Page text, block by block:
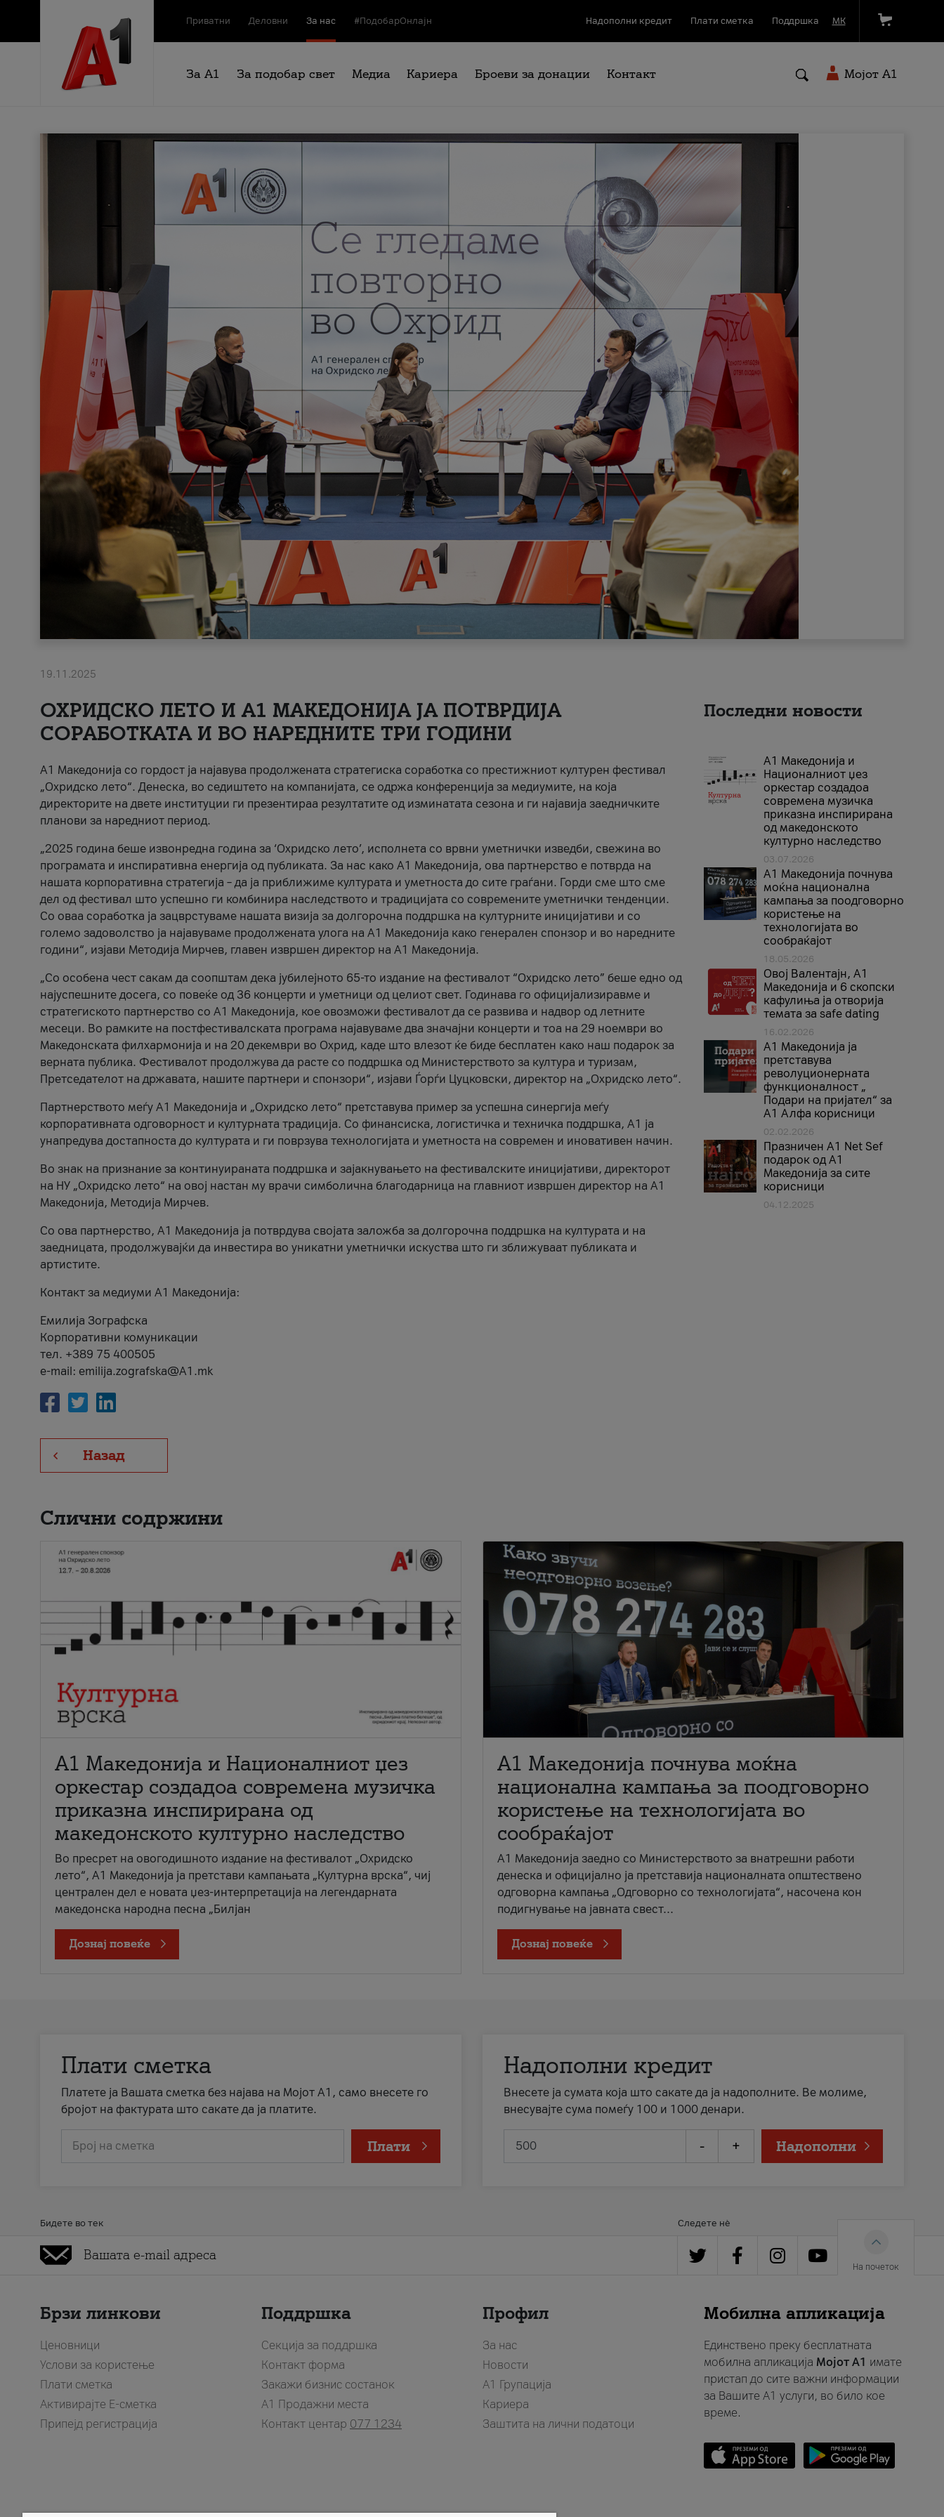
Приватни Деловни За нас #ПодобарОнлајн Надополни кредит Плати сметка Поддршка МК
За А1 За подобар свет Медиа Кариера Броеви за донации Контакт Мојот A1
19.11.2025
ОХРИДСКО ЛЕТО И A1 МАКЕДОНИЈА ЈА ПОТВРДИЈА
СОРАБОТКАТА И ВО НАРЕДНИТЕ ТРИ ГОДИНИ
A1 Македонија со гордост ја најавува продолжената стратегиска соработка со престижниот културен фестивал
„Охридско лето“. Денеска, во седиштето на компанијата, се одржа конференција за медиумите, на која
директорите на двете институции ги презентираа резултатите од изминатата сезона и ги најавија заедничките
планови за наредниот период.
„2025 година беше извонредна година за ‘Охридско лето’, исполнета со врвни уметнички изведби, свежина во
програмата и инспиративна енергија од публиката. За нас како A1 Македонија, ова партнерство е потврда на
нашата корпоративна стратегија – да ја приближиме културата и уметноста до сите граѓани. Горди сме што сме
дел од фестивал што успешно ги комбинира наследството и традицијата со современите уметнички тенденции.
Со оваа соработка ја зацврстуваме нашата визија за долгорочна поддршка на културните иницијативи и со
големо задоволство ја најавуваме продолжената улога на A1 Македонија како генерален спонзор и во наредните
години“, изјави Методија Мирчев, главен извршен директор на A1 Македонија.
„Со особена чест сакам да соопштам дека јубилејното 65-то издание на фестивалот “Охридско лето” беше едно од
најуспешните досега, со повеќе од 36 концерти и уметници од целиот свет. Годинава го официјализиравме и
стратегиското партнерство со А1 Македонија, кое овозможи фестивалот да се развива и надвор од летните
месеци. Во рамките на постфестивалската програма најавуваме два значајни концерти и тоа на 29 ноември во
Македонската филхармонија и на 20 декември во Охрид, каде што влезот ќе биде бесплатен како наш подарок за
верната публика. Фестивалот продолжува да расте со поддршка од Министерството за култура и туризам,
Претседателот на државата, нашите партнери и спонзори“, изјави Ѓорѓи Цуцковски, директор на „Охридско лето“.
Партнерството меѓу A1 Македонија и „Охридско лето“ претставува пример за успешна синергија меѓу
корпоративната одговорност и културната традиција. Со финансиска, логистичка и техничка поддршка, A1 ја
унапредува достапноста до културата и ги поврзува технологијата и уметноста на современ и иновативен начин.
Во знак на признание за континуираната поддршка и зајакнувањето на фестивалските иницијативи, директорот
на НУ „Охридско лето“ на овој настан му врачи симболична благодарница на главниот извршен директор на A1
Македонија, Методија Мирчев.
Со ова партнерство, A1 Македонија ја потврдува својата заложба за долгорочна поддршка на културата и на
заедницата, продолжувајќи да инвестира во уникатни уметнички искуства што ги зближуваат публиката и
артистите.
Контакт за медиуми А1 Македонија:
Емилија Зографска
Корпоративни комуникации
тел. +389 75 400505
e-mail: emilija.zografska@A1.mk
Назад
Последни новости
А1 Македонија и
Националниот џез
оркестар создадоа
современа музичка
приказна инспирирана
од македонското
културно наследство
03.07.2026
A1 Македонија почнува
моќна национална
кампања за поодговорно
користење на
технологијата во
сообраќајот
18.05.2026
Овој Валентајн, A1
Македонија и 6 скопски
кафулиња ја отворија
темата за safe dating
16.02.2026
А1 Македонија ја
претставува
револуционерната
функционалност „
Подари на пријател“ за
А1 Алфа корисници
02.02.2026
Празничен A1 Net Sеf
подарок од А1
Македонија за сите
корисници
04.12.2025
Слични содржини
А1 Македонија и Националниот џез
оркестар создадоа современа музичка
приказна инспирирана од
македонското културно наследство
Во пресрет на овогодишното издание на фестивалот „Охридско
лето“, А1 Македонија ја претстави кампањата „Културна врска“, чиј
централен дел е новата џез-интерпретација на легендарната
македонска народна песна „Билјан
Дознај повеќе
A1 Македонија почнува моќна
национална кампања за поодговорно
користење на технологијата во
сообраќајот
A1 Македонија заедно со Министерството за внатрешни работи
денеска и официјално ја претставија националната општествено
одговорна кампања „Одговорно со технологијата“, насочена кон
подигнување на јавната свест...
Дознај повеќе
Плати сметка
Платете ја Вашата сметка без најава на Мојот А1, само внесете го
бројот на фактурата што сакате да ја платите.
Број на сметка Плати
Надополни кредит
Внесете ја сумата која што сакате да ја надополните. Ве молиме,
внесувајте сума помеѓу 100 и 1000 денари.
- + Надополни
Бидете во тек Следете нè
На почеток
Брзи линкови
Ценовници
Услови за користење
Плати сметка
Активирајте Е-сметка
Припејд регистрација
Поддршка
Секција за поддршка
Контакт форма
Закажи бизнис состанок
A1 Продажни места
Контакт центар 077 1234
Профил
За нас
Новости
А1 Групација
Кариера
Заштита на лични податоци
Мобилна апликација
Единствено преку бесплатната
мобилна апликација Мојот A1 имате
пристап до сите важни информации
за Вашите A1 услуги, во било кое
време.